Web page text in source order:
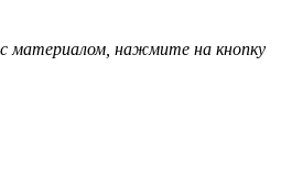
с материалом, нажмите на кнопку